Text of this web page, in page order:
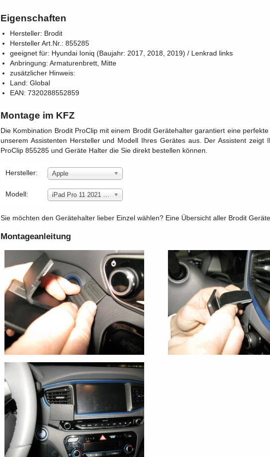
Eigenschaften
Hersteller: Brodit
Hersteller Art.Nr.: 855285
geeignet für: Hyundai Ioniq (Baujahr: 2017, 2018, 2019) / Lenkrad links
Anbringung: Armaturenbrett, Mitte
zusätzlicher Hinweis:
Land: Global
EAN: 7320288552859
Montage im KFZ
Die Kombination Brodit ProClip mit einem Brodit Gerätehalter garantiert eine
unserem Assistenten Hersteller und Modell Ihres Gerätes aus. Der Assistent
ProClip 855285 und Geräte Halter die Sie direkt bestellen können.
Hersteller: Apple
Modell: iPad Pro 11 2021 3rd Generation (A2301, A2459)
Sie möchten den Gerätehalter lieber Einzel wählen? Eine Übersicht aller Brodit
Montageanleitung